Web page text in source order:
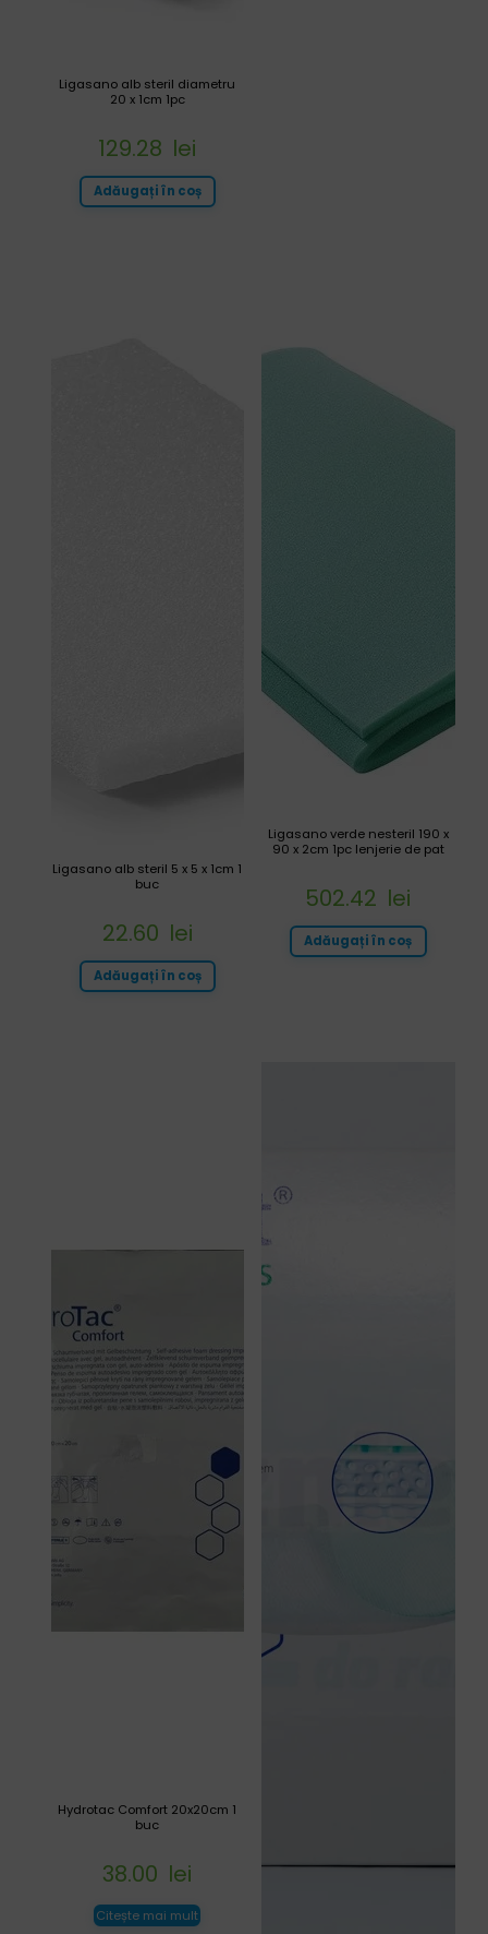
Ligasano alb steril diametru
20 x 1cm 1pc
129.28 lei
Adăugați în coș
Ligasano verde nesteril 190 x
90 x 2cm 1pc lenjerie de pat
502.42 lei
Adăugați în coș
Ligasano alb steril 5 x 5 x 1cm 1
buc
22.60 lei
Adăugați în coș
Hydrotac Comfort 20x20cm 1
buc
38.00 lei
Citește mai mult